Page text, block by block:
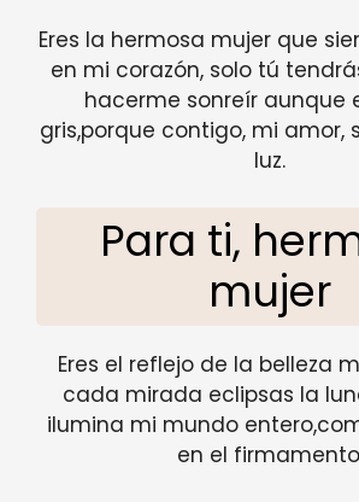
Eres la hermosa mujer que
en mi corazón, solo tú
hacerme sonreír aunque
gris,porque contigo, mi amor,
luz.
Para ti,
mujer
Eres el reflejo de la belleza
cada mirada eclipsas la
ilumina mi mundo
en el